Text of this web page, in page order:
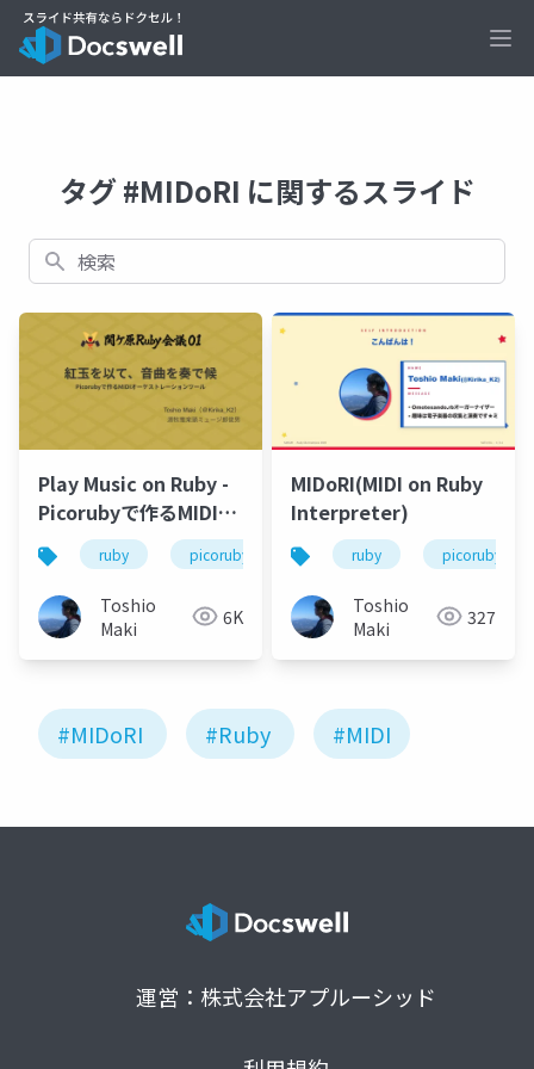
タグ #MIDoRI に関するスライド
検索
Play Music on Ruby -
Picorubyで作るMIDIオ
ーケストレーションツ
ール -
ruby picoruby midi
Toshio
Maki
6K
MIDoRI(MIDI on Ruby
Interpreter)
ruby picoruby
Toshio
Maki
327
#MIDoRI #Ruby #MIDI
運営：株式会社アプルーシッド